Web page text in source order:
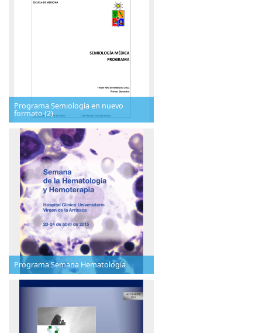
Programa Semiología en nuevo
formato (2)
Programa Semana Hematología